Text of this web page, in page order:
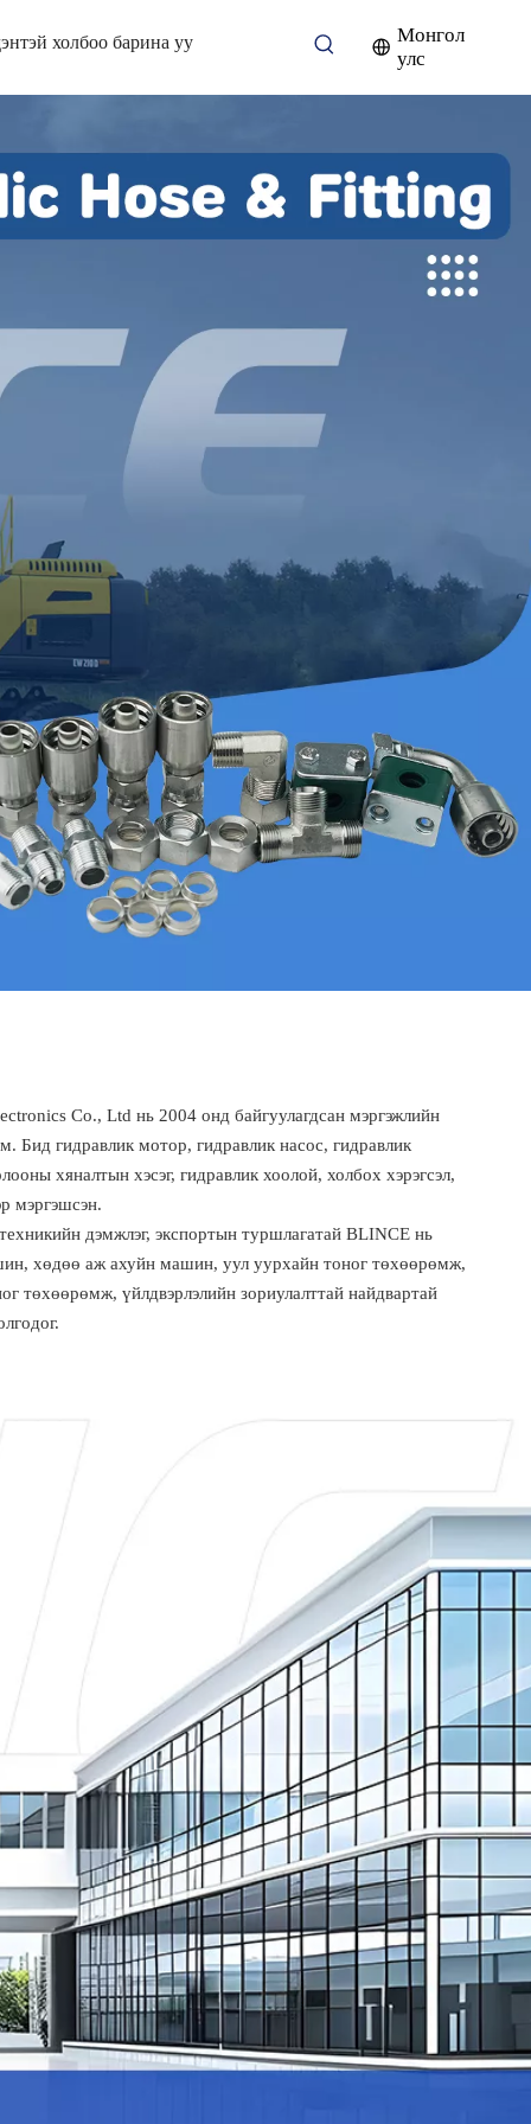
холбоо барина уу
Монгол
улс
Co., Ltd нь 2004 онд байгуулагдсан мэргэжлийн
Бид гидравлик мотор, гидравлик насос, гидравлик
хяналтын хэсэг, гидравлик хоолой, холбох хэрэгсэл,
мэргэшсэн.
дэмжлэг, экспортын туршлагатай BLINCE нь
хөдөө аж ахуйн машин, уул уурхайн тоног төхөөрөмж,
төхөөрөмж, үйлдвэрлэлийн зориулалттай найдвартай